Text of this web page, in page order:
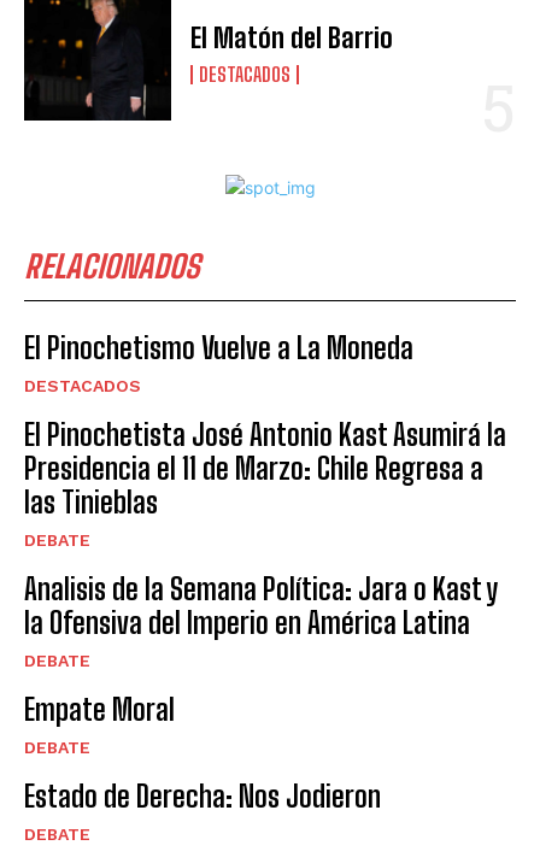
El Matón del Barrio
DESTACADOS
RELACIONADOS
El Pinochetismo Vuelve a La Moneda
DESTACADOS
El Pinochetista José Antonio Kast Asumirá la
Presidencia el 11 de Marzo: Chile Regresa a
las Tinieblas
DEBATE
Analisis de la Semana Política: Jara o Kast y
la Ofensiva del Imperio en América Latina
DEBATE
Empate Moral
DEBATE
Estado de Derecha: Nos Jodieron
DEBATE